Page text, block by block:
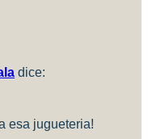
dice:
esa jugueteria!